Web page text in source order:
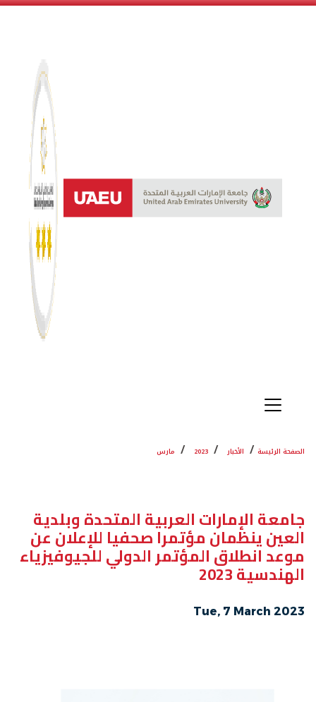
نظام
الصفحة الرئيسة الأخبار 2023 مارس
جامعة الإمارات العربية المتحدة وبلدية
العين ينظمان مؤتمرا صحفيا للإعلان عن
موعد انطلاق المؤتمر الدولي للجيوفيزياء
الهندسية 2023
Tue, 7 March 2023